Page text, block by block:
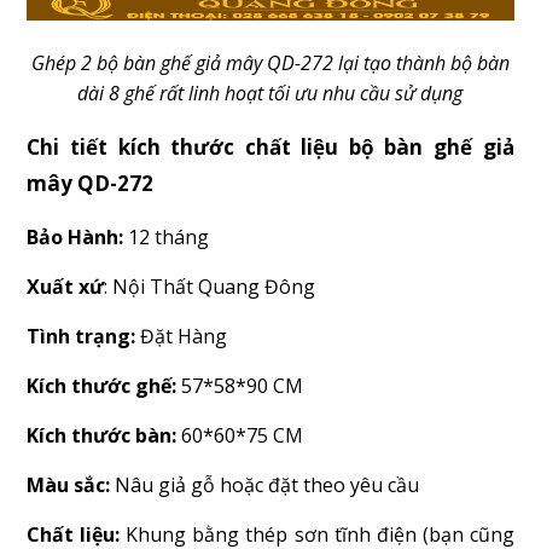
Ghép 2 bộ bàn ghế giả mây QD-272 lại tạo thành bộ bàn
dài 8 ghế rất linh hoạt tối ưu nhu cầu sử dụng
Chi tiết kích thước chất liệu bộ bàn ghế giả
mây QD-272
Bảo Hành: 12 tháng
Xuất xứ: Nội Thất Quang Đông
Tình trạng:Đặt Hàng
Kích thước ghế:57*58*90 CM
Kích thước bàn:60*60*75 CM
Màu sắc: Nâu giả gỗ hoặc đặt theo yêu cầu
Chất liệu: Khung bằng thép sơn tĩnh điện (bạn cũng